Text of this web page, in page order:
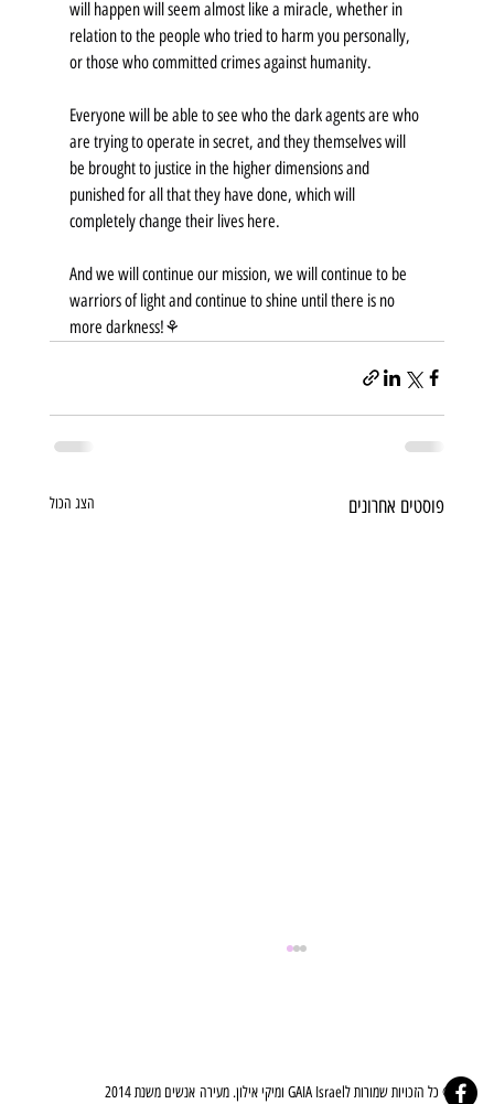
will happen will seem almost like a miracle, whether in
relation to the people who tried to harm you personally,
or those who committed crimes against humanity.
Everyone will be able to see who the dark agents are who
are trying to operate in secret, and they themselves will
be brought to justice in the higher dimensions and
punished for all that they have done, which will
completely change their lives here.
And we will continue our mission, we will continue to be
warriors of light and continue to shine until there is no
more darkness!⚘️
פוסטים אחרונים הצג הכול
© כל הזכויות שמורות לGAIA Israel ומיקי אילון. מעירה אנשים משנת 2014